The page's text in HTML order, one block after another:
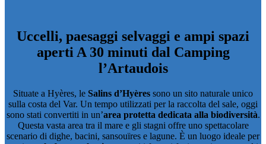
Uccelli, paesaggi selvaggi e ampi spazi
aperti A 30 minuti dal Camping
l’Artaudois
Situate a Hyères, le Salins d’Hyères sono un sito naturale unico
sulla costa del Var. Un tempo utilizzati per la raccolta del sale, oggi
sono stati convertiti in un’area protetta dedicata alla biodiversità.
Questa vasta area tra il mare e gli stagni offre uno spettacolare
scenario di dighe, bacini, sansouïres e lagune. È un luogo ideale per